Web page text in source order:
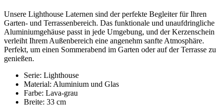
Unsere Lighthouse Laternen sind der perfekte Begleiter für Ihren
Garten- und Terrassenbereich. Das funktionale und unaufdringliche
Aluminiumgehäuse passt in jede Umgebung, und der Kerzenschein
verleiht Ihrem Außenbereich eine angenehm sanfte Atmosphäre.
Perfekt, um einen Sommerabend im Garten oder auf der Terrasse zu
genießen.
Serie: Lighthouse
Material: Aluminium und Glas
Farbe: Lava-grau
Breite: 33 cm